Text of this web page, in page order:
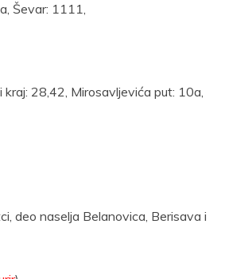
Ševar: 1111,
kraj: 28,42, Mirosavljevića put: 10a,
deo naselja Belanovica, Berisava i